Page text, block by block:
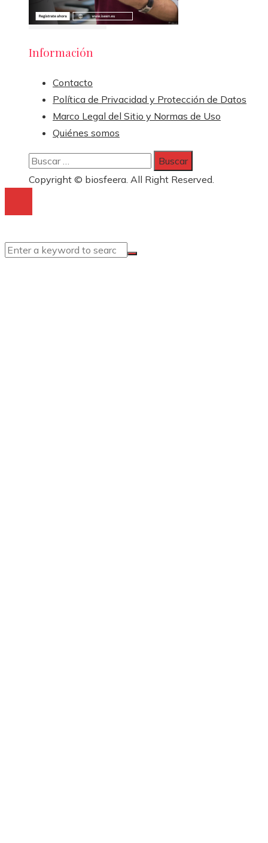
Información
Contacto
Política de Privacidad y Protección de Datos
Marco Legal del Sitio y Normas de Uso
Quiénes somos
Buscar:
Copyright © biosfeera. All Right Reserved.